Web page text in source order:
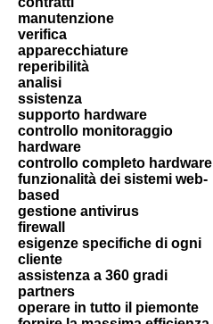
manutenzione
verifica
apparecchiature
reperibilità
analisi
ssistenza
supporto hardware
controllo monitoraggio
hardware
controllo completo hardware
funzionalità dei sistemi web-
based
gestione antivirus
firewall
esigenze specifiche di ogni
cliente
assistenza a 360 gradi
partners
operare in tutto il piemonte